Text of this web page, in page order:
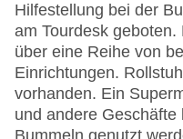
Hilfestellung bei der
am Tourdesk
über eine Reihe von
Einrichtungen.
vorhanden. Ein
und andere